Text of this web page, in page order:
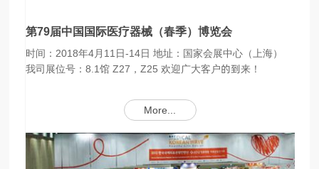
第79届中国国际医疗器械（春季）博览会
时间：2018年4月11日-14日 地址：国家会展中心（上海）
我司展位号：8.1馆 Z27，Z25 欢迎广大客户的到来！
More...